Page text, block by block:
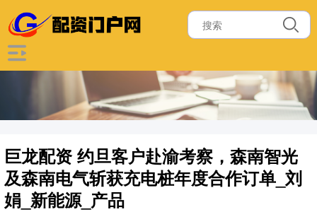
巨龙配资 约旦客户赴渝考察，森南智光
及森南电气斩获充电桩年度合作订单_刘
娟_新能源_产品